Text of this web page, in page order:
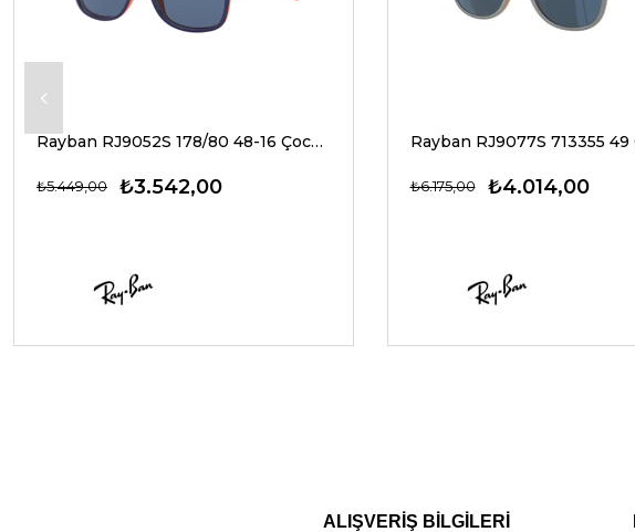
Rayban RJ9052S 178/80 48-16 Çocuk Güneş Gözlükleri
₺3.542,00
₺5.449,00 ₺4.014,00
₺6.175,00
ALIŞVERİŞ BİLGİLERİ